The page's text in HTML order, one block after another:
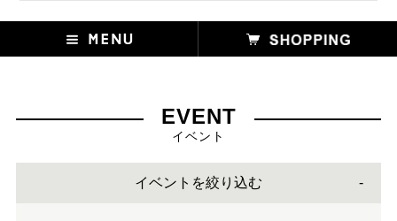
EVENT
イベント
イベントを絞り込む